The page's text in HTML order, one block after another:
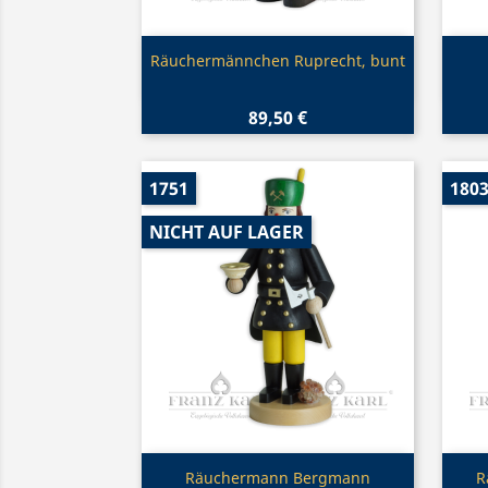
Vorschau
Räuchermännchen Ruprecht, bunt
89,50 €
Vorschau
Räuchermann Bergmann
1751
NICHT AUF LAGER
1803